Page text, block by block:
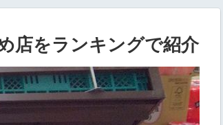
店をランキングで紹介